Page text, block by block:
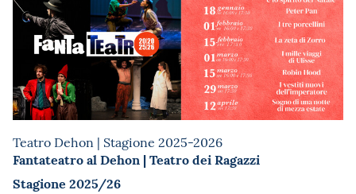
Teatro Dehon | Stagione 2025-2026
Fantateatro al Dehon | Teatro dei Ragazzi
Stagione 2025/26